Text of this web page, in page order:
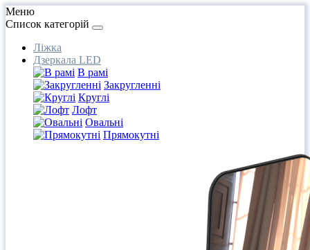
Меню
Список категорій
Ліжка
Дзеркала LED
В рамі
Закругленні
Круглі
Лофт
Овальні
Прямокутні